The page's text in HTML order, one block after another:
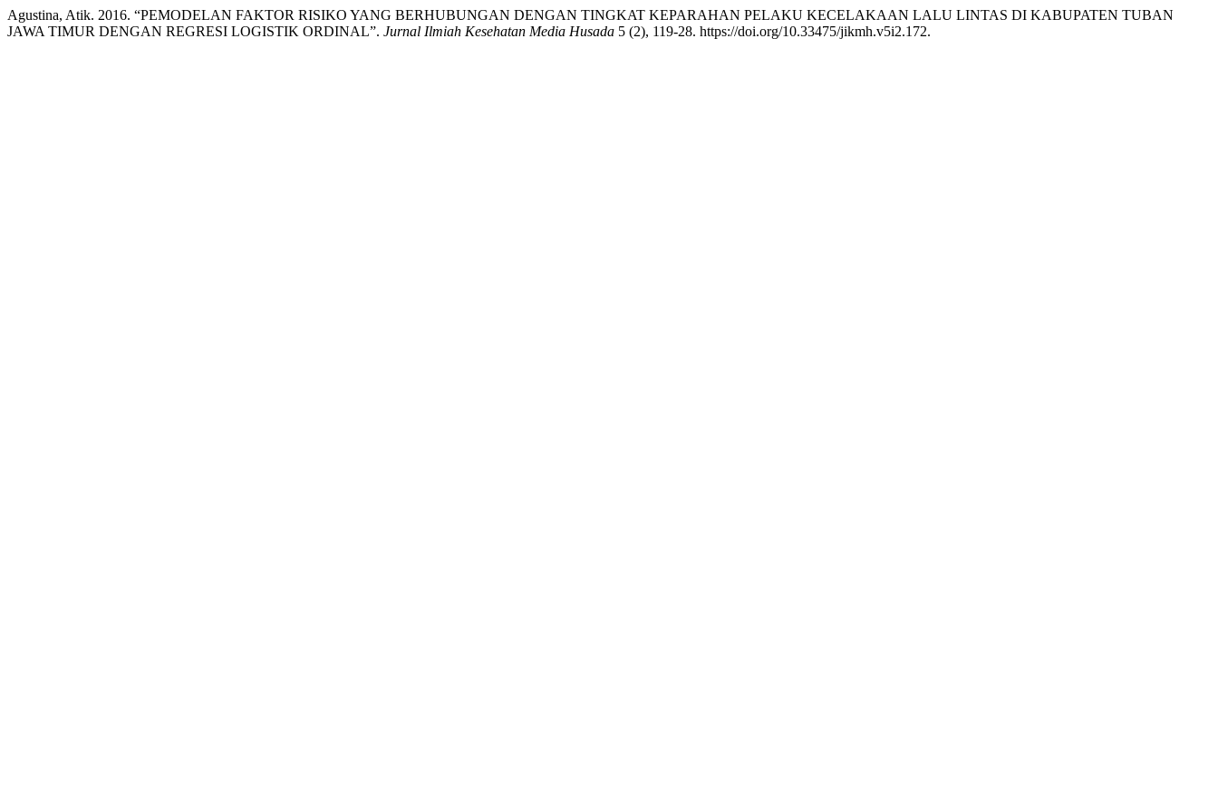
Agustina, Atik. 2016. “PEMODELAN FAKTOR RISIKO YANG BERHUBUNGAN DENGAN TINGKAT KEPARAHAN PELAKU KECELAKAAN LALU LINTAS DI KABUPATEN TUBAN
JAWA TIMUR DENGAN REGRESI LOGISTIK ORDINAL”. Jurnal Ilmiah Kesehatan Media Husada 5 (2), 119-28. https://doi.org/10.33475/jikmh.v5i2.172.